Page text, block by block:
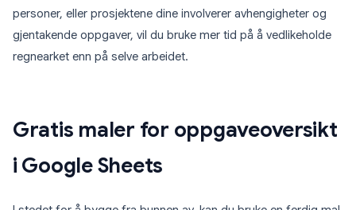
personer, eller prosjektene dine involverer avhengigheter og
gjentakende oppgaver, vil du bruke mer tid på å vedlikeholde
regnearket enn på selve arbeidet.
Gratis maler for oppgaveoversikt
i Google Sheets